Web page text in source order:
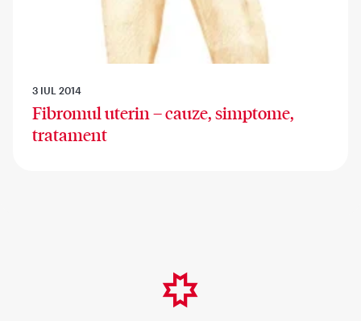
3 IUL 2014
Fibromul uterin – cauze, simptome,
tratament